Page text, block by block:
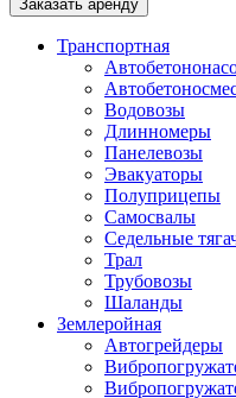
Заказать аренду
Транспортная
Водовозы
Длинномеры
Панелевозы
Эвакуаторы
Полуприцепы
Самосвалы
Седельные
Трал
Трубовозы
Шаланды
Землеройная
Автогрейдеры